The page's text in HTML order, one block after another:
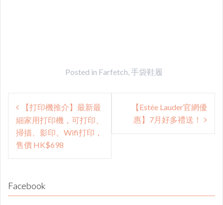
Posted in Farfetch,手袋鞋履
Post
navigation
【打印機推介】最新最
細家用打印機，可打印、
掃描、影印、Wifi打印，
售價 HK$698
【Estée Lauder官網優
惠】7月好多禮送！
Facebook